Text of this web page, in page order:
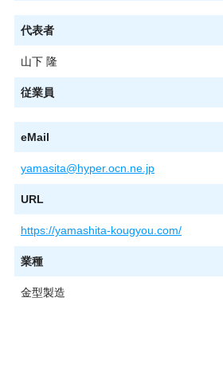
代表者
山下 隆
従業員
eMail
yamasita@hyper.ocn.ne.jp
URL
https://yamashita-kougyou.com/
業種
金型製造